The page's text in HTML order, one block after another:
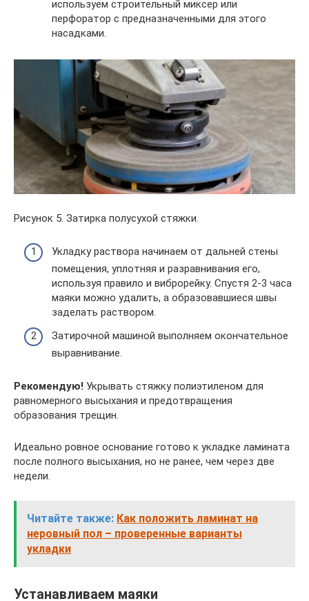
используем строительный миксер или
перфоратор с предназначенными для этого
насадками.
Рисунок 5. Затирка полусухой стяжки.
Укладку раствора начинаем от дальней стены
помещения, уплотняя и разравнивания его,
используя правило и виброрейку. Спустя 2-3 часа
маяки можно удалить, а образовавшиеся швы
заделать раствором.
Затирочной машиной выполняем окончательное
выравнивание.
Рекомендую! Укрывать стяжку полиэтиленом для
равномерного высыхания и предотвращения
образования трещин.
Идеально ровное основание готово к укладке ламината
после полного высыхания, но не ранее, чем через две
недели.
Читайте также: Как положить ламинат на
неровный пол – проверенные варианты
укладки
Устанавливаем маяки